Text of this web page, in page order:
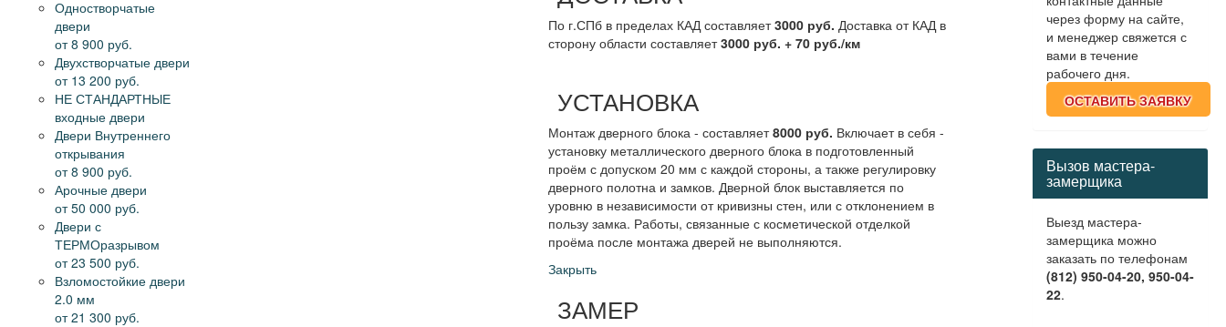
Одностворчатые
двери
от 8 900 руб.
Двухстворчатые двери
от 13 200 руб.
НЕ СТАНДАРТНЫЕ
входные двери
Двери Внутреннего
открывания
от 8 900 руб.
Арочные двери
от 50 000 руб.
Двери с
ТЕРМОразрывом
от 23 500 руб.
Взломостойкие двери
2.0 мм
от 21 300 руб.
По г.СПб в пределах КАД составляет3000 руб. Доставка от КАД в
сторону области составляет3000 руб. + 70 руб./км
УСТАНОВКА
Монтаж дверного блока - составляет8000 руб. Включает в себя -
установку металлического дверного блока в подготовленный
проём с допуском 20 мм с каждой стороны, а также регулировку
дверного полотна и замков. Дверной блок выставляется по
уровню в независимости от кривизны стен, или с отклонением в
пользу замка. Работы, связанные с косметической отделкой
проёма после монтажа дверей не выполняются.
Закрыть
ЗАМЕР
через форму на сайте,
и менеджер свяжется с
вами в течение
рабочего дня.
ОСТАВИТЬ ЗАЯВКУ
Вызов мастера-
замерщика
Выезд мастера-
замерщика можно
заказать по телефонам
(812) 950-04-20, 950-04-
22.